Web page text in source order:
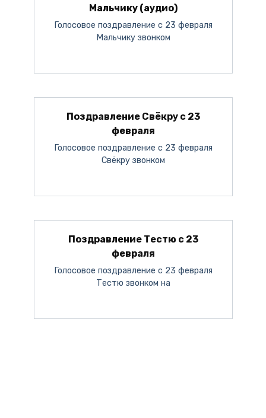
Мальчику (аудио)
Голосовое поздравление с 23 февраля
Мальчику звонком
Поздравление Свёкру с 23
февраля
Голосовое поздравление с 23 февраля
Свёкру звонком
Поздравление Тестю с 23
февраля
Голосовое поздравление с 23 февраля
Тестю звонком на